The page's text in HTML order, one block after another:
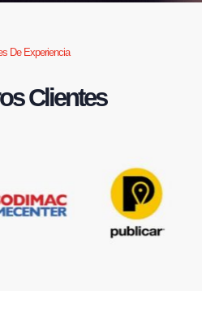
De Experiencia
Clientes